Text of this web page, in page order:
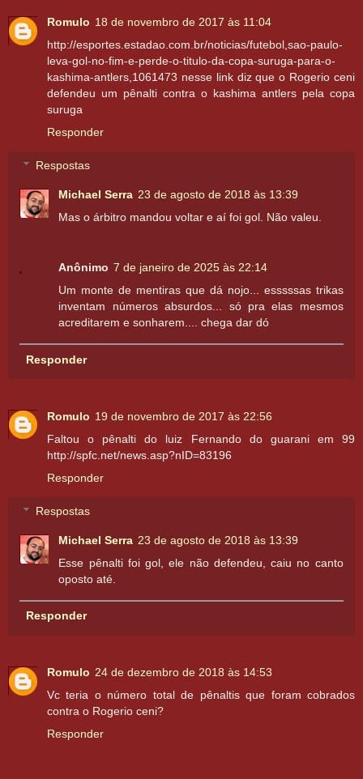
Romulo 18 de novembro de 2017 às 11:04
http://esportes.estadao.com.br/noticias/futebol,sao-paulo-
leva-gol-no-fim-e-perde-o-titulo-da-copa-suruga-para-o-
kashima-antlers,1061473 nesse link diz que o Rogerio ceni
defendeu um pênalti contra o kashima antlers pela copa
suruga
Responder
Respostas
Michael Serra 23 de agosto de 2018 às 13:39
Mas o árbitro mandou voltar e aí foi gol. Não valeu.
Anônimo 7 de janeiro de 2025 às 22:14
Um monte de mentiras que dá nojo... esssssas trikas
inventam números absurdos... só pra elas mesmos
acreditarem e sonharem.... chega dar dó
Responder
Romulo 19 de novembro de 2017 às 22:56
Faltou o pênalti do luiz Fernando do guarani em 99
http://spfc.net/news.asp?nID=83196
Responder
Respostas
Michael Serra 23 de agosto de 2018 às 13:39
Esse pênalti foi gol, ele não defendeu, caiu no canto
oposto até.
Responder
Romulo 24 de dezembro de 2018 às 14:53
Vc teria o número total de pênaltis que foram cobrados
contra o Rogerio ceni?
Responder